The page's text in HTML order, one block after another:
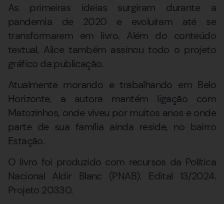
As primeiras ideias surgiram durante a
pandemia de 2020 e evoluíram até se
transformarem em livro. Além do conteúdo
textual, Alice também assinou todo o projeto
gráfico da publicação.
Atualmente morando e trabalhando em Belo
Horizonte, a autora mantém ligação com
Matozinhos, onde viveu por muitos anos e onde
parte de sua família ainda reside, no bairro
Estação.
O livro foi produzido com recursos da Política
Nacional Aldir Blanc (PNAB). Edital 13/2024.
Projeto 20330.